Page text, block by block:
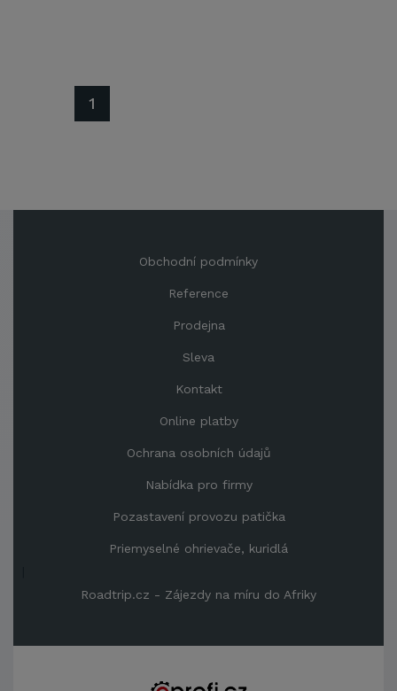
1
Obchodní podmínky
Reference
Prodejna
Sleva
Kontakt
Online platby
Ochrana osobních údajů
Nabídka pro firmy
Pozastavení provozu patička
Priemyselné ohrievače, kuridlá
Roadtrip.cz - Zájezdy na míru do Afriky